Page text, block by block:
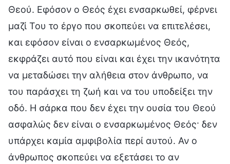
Θεού. Εφόσον ο Θεός έχει ενσαρκωθεί, φέρνει
μαζί Του το έργο που σκοπεύει να επιτελέσει,
και εφόσον είναι ο ενσαρκωμένος Θεός,
εκφράζει αυτό που είναι και έχει την ικανότητα
να μεταδώσει την αλήθεια στον άνθρωπο, να
του παράσχει τη ζωή και να του υποδείξει την
οδό. Η σάρκα που δεν έχει την ουσία του Θεού
ασφαλώς δεν είναι ο ενσαρκωμένος Θεός· δεν
υπάρχει καμία αμφιβολία περί αυτού. Αν ο
άνθρωπος σκοπεύει να εξετάσει το αν